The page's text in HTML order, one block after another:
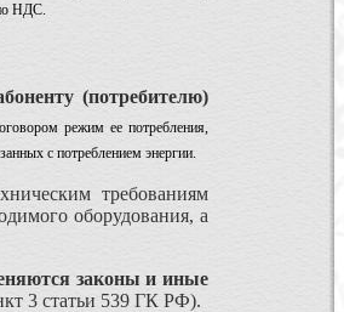
НДС.
(потребителю)
режим ее потребления,
с потреблением энергии.
требованиям
оборудования, а
законы и иные
3 статьи 539 ГК РФ).